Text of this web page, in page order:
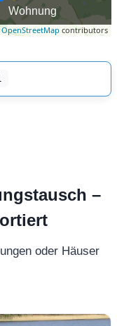
OpenStreetMap contributors
Wohnung
–
oder Häuser